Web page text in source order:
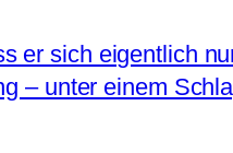
er sich eigentlich
– unter einem